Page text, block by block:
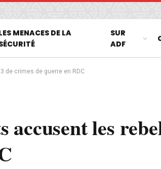
MENACES DE LA
SUR
ADF
de crimes de guerre en RDC
accusent les